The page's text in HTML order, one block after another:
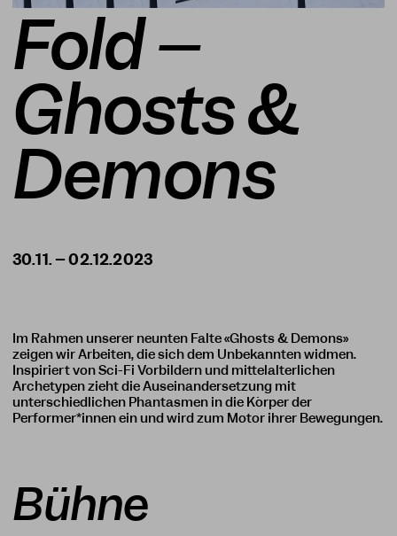
Fold –
Ghosts &
Demons
Im Rahmen unserer neunten Falte «Ghosts & Demons»
zeigen wir Arbeiten, die sich dem Unbekannten widmen.
Inspiriert von Sci-Fi Vorbildern und mittelalterlichen
Archetypen zieht die Auseinandersetzung mit
unterschiedlichen Phantasmen in die Körper der
Performer*innen ein und wird zum Motor ihrer Bewegungen.
Bühne